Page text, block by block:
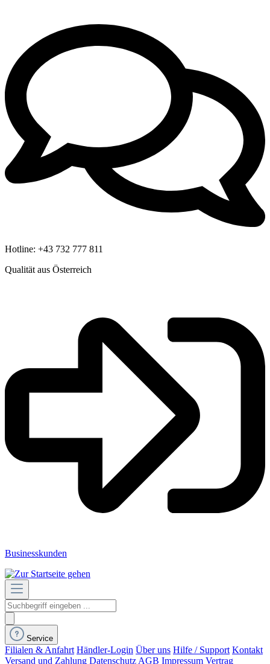
Hotline: +43 732 777 811
Qualität aus Österreich
Businesskunden
Service
Filialen & Anfahrt Händler-Login Über uns Hilfe / Support Kontakt
Versand und Zahlung Datenschutz AGB Impressum Vertrag